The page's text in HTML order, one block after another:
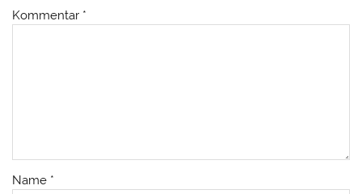
Kommentar *
Name *